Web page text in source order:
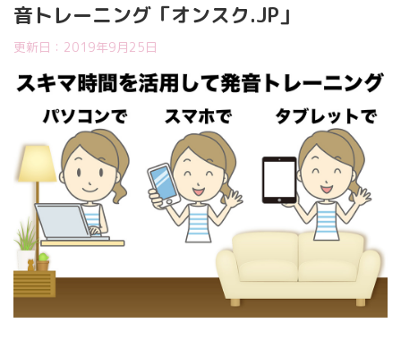
音トレーニング「オンスク.JP」
更新日： 2019年9月25日